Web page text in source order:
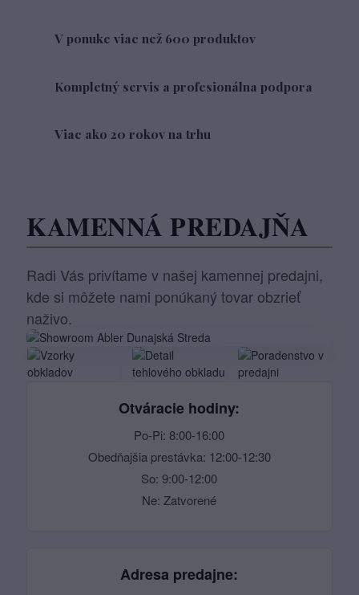
V ponuke viac než 600 produktov
Kompletný servis a profesionálna podpora
Viac ako 20 rokov na trhu
KAMENNÁ PREDAJŇA
Radi Vás privítame v našej kamennej predajni,
kde si môžete nami ponúkaný tovar obzrieť
naživo.
Otváracie hodiny:
Po-Pi: 8:00-16:00
Obedňajšia prestávka: 12:00-12:30
So: 9:00-12:00
Ne: Zatvorené
Adresa predajne: